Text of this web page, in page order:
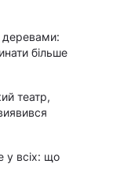
деревами:
більше
театр,
у всіх: що